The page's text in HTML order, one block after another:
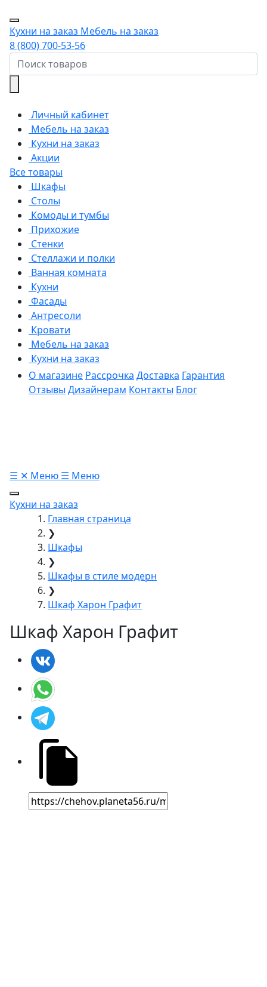
Кухни на заказ Мебель на заказ
8 (800) 700-53-56
Личный кабинет
Мебель на заказ
Кухни на заказ
Акции
Все товары
Шкафы
Столы
Комоды и тумбы
Прихожие
Стенки
Стеллажи и полки
Ванная комната
Кухни
Фасады
Антресоли
Кровати
Мебель на заказ
Кухни на заказ
О магазине Рассрочка Доставка Гарантия
Отзывы Дизайнерам Контакты Блог
☰ ✕ Меню ☰ Меню
Кухни на заказ
Главная страница
❯
Шкафы
❯
Шкафы в стиле модерн
❯
Шкаф Харон Графит
Шкаф Харон Графит